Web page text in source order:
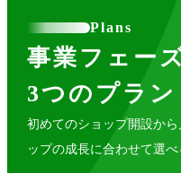
Plans
事業フェー
3つのプラン
初めてのショップ開設か
ップの成長に合わせて選べ